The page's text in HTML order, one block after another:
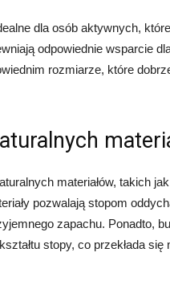
dla osób aktywnych,
odpowiednie wsparcie
rozmiarze, które
materiałów, takich
pozwalają stopom
zapachu. Ponadto,
stopy, co przekłada